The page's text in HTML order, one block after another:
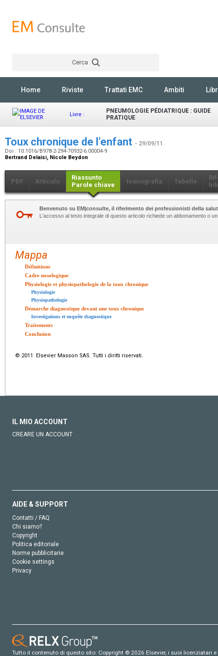
Cerca
Home Riviste Trattati EMC Ambiti
Livre :
PNEUMOLOGIE PÉDIATRIQUE : GUIDE
PRATIQUE
Toux chronique de l’enfant - 29/09/11
Doi : 10.1016/B978-2-294-70932-6.00004-9
Bertrand Delaisi, Nicole Beydon
PDF Articolo
Riassunto
Parole chiave
Iconografia Tabelle
Benvenuto su EM|consulte, il riferimento dei professionisti della
L'accesso al testo integrale di questo articolo richiede un abbonamento o
Mappa
Définitions
Cadre nosologique
Physiologie et physiopathologie de la toux chronique
Physiologie
Physiopathologie
Démarche diagnostique devant une toux chronique
Investigations et enquête diagnostique
Traitements
Conclusion
© 2011 Elsevier Masson SAS. Tutti i diritti riservati.
IL MIO ACCOUNT
CREARE UN ACCOUNT
AIDE & SUPPORT
Contatti / FAQ
Chi siamo?
Copyright
Politica editoriale
Norme pubblicitarie
Cookie settings
Privacy
Tutto il contenuto di questo sito: Copyright © 2026 Elsevier, i suoi